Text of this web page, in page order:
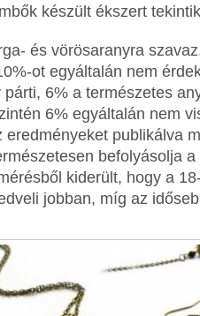
készült ékszert
és vörösaranyra
ot egyáltalán nem
6% a természetes
6% egyáltalán nem
publikálva
befolyásolja
kiderült, hogy a
jobban, míg az